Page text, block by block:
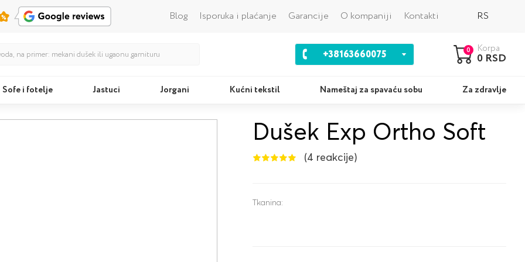
Blog Isporuka i plaćanje Garancije O kompaniji Kontakti RS
+38163660075 0 Korpa
0 RSD
Sofe i fotelje Jastuci Jorgani Kućni tekstil Nameštaj za spavaću sobu Za zdravlje
Nazad
Jastuci
Dušek Exp Ortho Soft
(4 reakcije)
Tkanina: